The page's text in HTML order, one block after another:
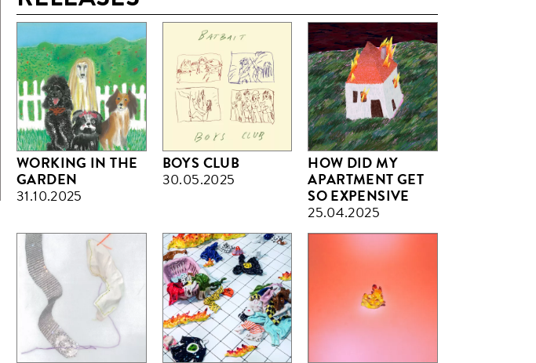
WORKING IN THE
GARDEN
31.10.2025
BOYS CLUB
30.05.2025
HOW DID MY
APARTMENT GET
SO EXPENSIVE
25.04.2025